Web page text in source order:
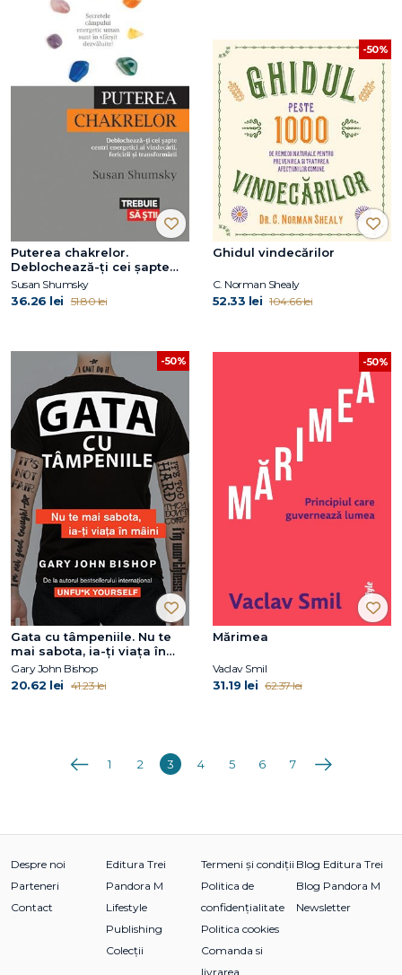
Puterea chakrelor.
Deblochează-ţi cei şapte
centri energetici ai
vindecării, fericirii şi
transformării
Susan Shumsky
36.26 lei 51.80 lei
-50%
Ghidul vindecărilor
C. Norman Shealy
52.33 lei 104.66 lei
-50%
Gata cu tâmpeniile. Nu te
mai sabota, ia-ți viața în
mâini
Gary John Bishop
20.62 lei 41.23 lei
-50%
Mărimea
Vaclav Smil
31.19 lei 62.37 lei
Anterioara
1 2 3 4 5 6 7 Următoarea
Despre noi
Parteneri
Contact
Editura Trei
Pandora M
Lifestyle
Publishing
Colecții
Termeni și condiții
Politica de
confidențialitate
Politica cookies
Comanda si
livrarea
Blog Editura Trei
Blog Pandora M
Newsletter